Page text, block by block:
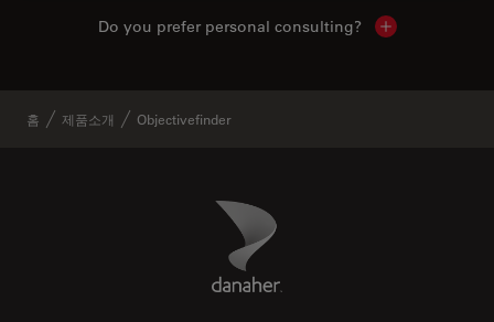
Do you prefer personal consulting? Show local
홈 제품소개 Objectivefinder
Danaher Logo